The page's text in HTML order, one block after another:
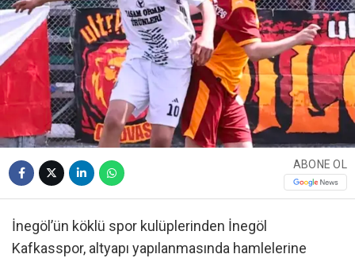
ABONE OL
İnegöl’ün köklü spor kulüplerinden İnegöl
Kafkasspor, altyapı yapılanmasında hamlelerine